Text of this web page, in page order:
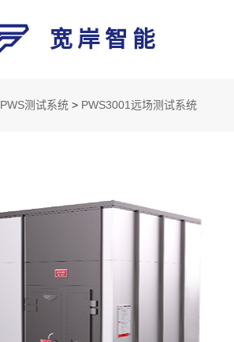
宽岸智能
能
PWS测试系统 > PWS3001远场测试系统